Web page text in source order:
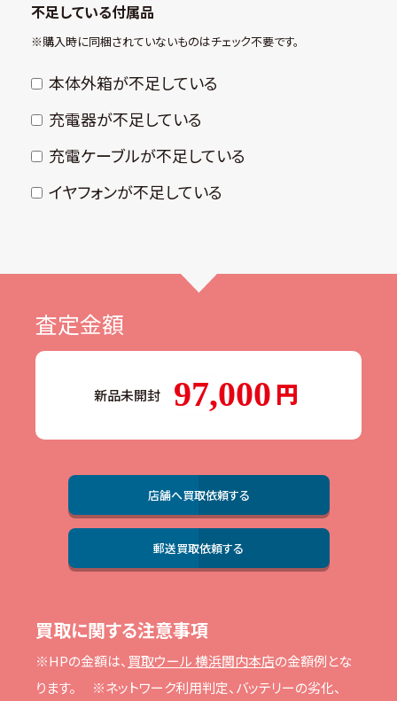
不足している付属品
※購⼊時に同梱されていないものはチェック不要です。
本体外箱が不⾜している
充電器が不⾜している
充電ケーブルが不⾜している
イヤフォンが不⾜している
査定金額
新品未開封 97,000
店舗へ買取依頼する
郵送買取依頼する
買取に関する注意事項
※HPの⾦額は、 買取ウール 横浜関内本店の⾦額例とな
ります。
※ネットワーク利⽤判定、バッテリーの劣化、